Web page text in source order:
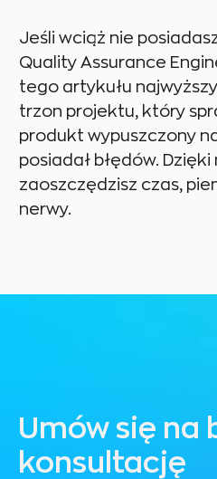
Jeśli wciąż nie
Quality Assurance
tego artykułu
trzon projektu, który
produkt wypuszczony
posiadał błędów. Dzięki
zaoszczędzisz czas,
nerwy.
Umów się na
konsultację